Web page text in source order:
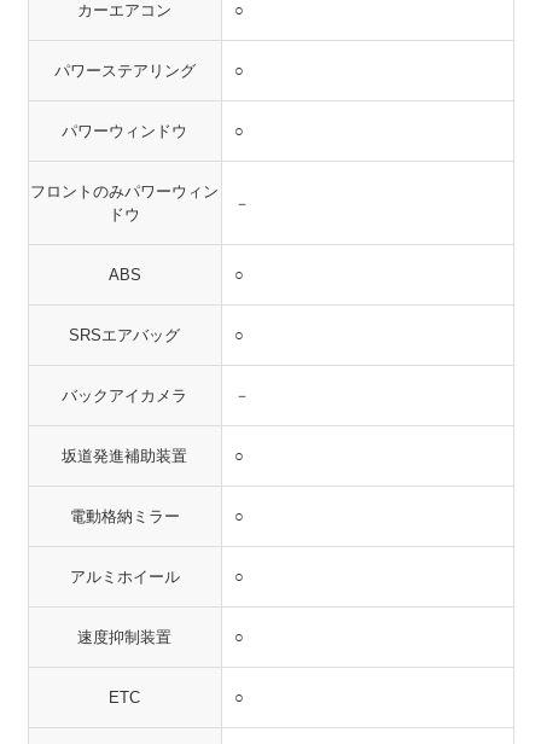
カーエアコン ○
パワーステアリング ○
パワーウィンドウ ○
フロントのみパワーウィン
ドウ
－
ABS ○
SRSエアバッグ ○
バックアイカメラ －
坂道発進補助装置 ○
電動格納ミラー ○
アルミホイール ○
速度抑制装置 ○
ETC ○